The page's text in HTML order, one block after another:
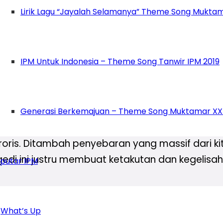
Lirik Lagu “Jayalah Selamanya” Theme Song
IPM Untuk Indonesia – Theme Song Tanwir IPM 2019
Generasi Berkemajuan – Theme Song Muktamar
IPM
What’s Up
teror mental bisa dilakukan dengan
yang memperlihatkan aksinya
tidak aman dan dalam kondisi rasa
pokok dan sangat diperlukan serta
akan rasa aman harus terpenuhi
lainnya.
saudara kita untuk beribadah
Ditambah penyebaran yang massif dari
ini justru membuat ketakutan dan
lakukan atas kejadian ini dengan berpikir
yang dapat mengundang